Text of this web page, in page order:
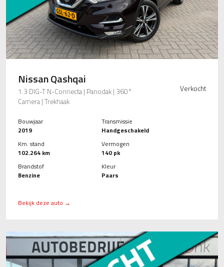
Nissan Qashqai
1.3 DIG-T N-Connecta | Panodak | 360°
Camera | Trekhaak
Verkocht
Bouwjaar
2019
Km. stand
102.264 km
Brandstof
Benzine
Transmissie
Handgeschakeld
Vermogen
140 pk
Kleur
Paars
Bekijk deze auto →